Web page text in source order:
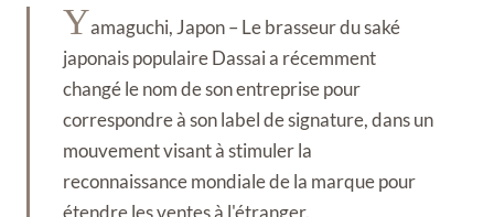
Yamaguchi, Japon – Le brasseur du saké
japonais populaire Dassai a récemment
changé le nom de son entreprise pour
correspondre à son label de signature, dans un
mouvement visant à stimuler la
reconnaissance mondiale de la marque pour
étendre les ventes à l'étranger.